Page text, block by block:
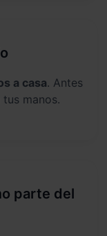
a casa. Antes
manos.
parte del